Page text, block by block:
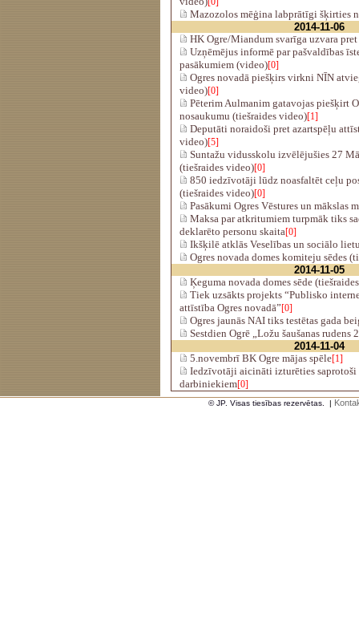
Mazozolos mēģina labprātīgi šķirties
2014-11-06
HK Ogre/Miandum svarīga uzvara pret
Uzņēmējus informē par pašvaldības
pasākumiem (video)[0]
Ogres novadā piešķirs virkni NĪN
video)[0]
Pēterim Aulmanim gatavojas piešķirt
nosaukumu (tiešraides video)[1]
Deputāti noraidoši pret azartspēļu
video)[5]
Suntažu vidusskolu izvēlējušies 27
(tiešraides video)[0]
850 iedzīvotāji lūdz noasfaltēt ceļu
(tiešraides video)[0]
Pasākumi Ogres Vēstures un mākslas
Maksa par atkritumiem turpmāk tiks
deklarēto personu skaita[0]
Ikšķilē atklās Veselības un sociālo
Ogres novada domes komiteju sēdes
2014-11-05
Ķeguma novada domes sēde
Tiek uzsākts projekts “Publisko
attīstība Ogres novadā”[0]
Ogres jaunās NAI tiks testētas gada
Sestdien Ogrē „Ložu šaušanas rudens
2014-11-04
5.novembrī BK Ogre mājas spēle[1]
Iedzīvotāji aicināti izturēties saprotoši
darbiniekiem[0]
© JP. Visas tiesības rezervētas. |